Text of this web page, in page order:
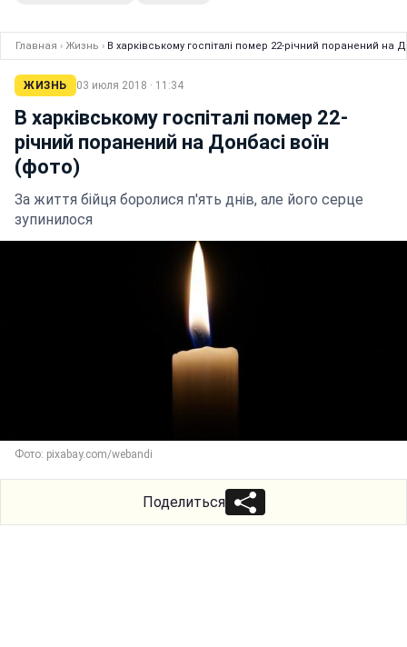
Главная › Жизнь › В харківському госпіталі помер 22-річний поранений на
ЖИЗНЬ 03 июля 2018 · 11:34
В харківському госпіталі помер 22-
річний поранений на Донбасі воїн
(фото)
За життя бійця боролися п'ять днів, але його серце
зупинилося
Фото: pixabay.com/webandi
Поделиться